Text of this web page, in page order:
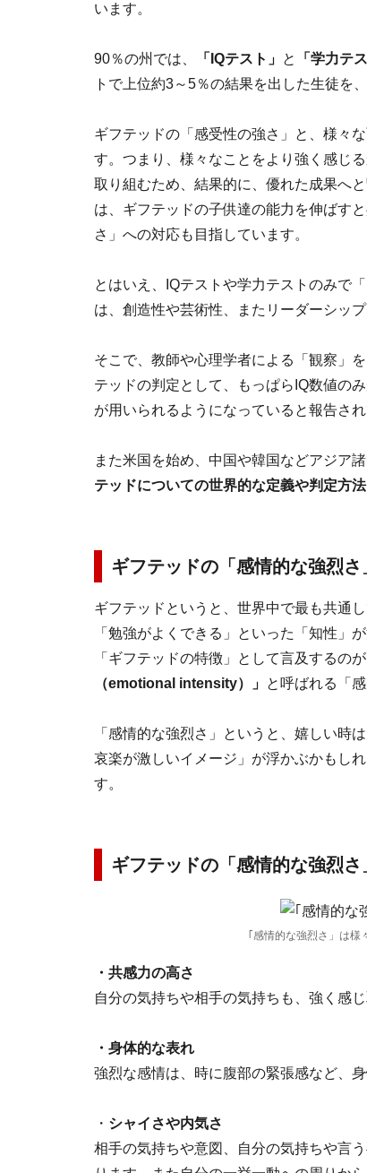
います。
90％の州では、 「IQテスト」 と 「学力テ
トで上位約3～5％の結果を出した生徒を
ギフテッドの「感受性の強さ」と、様々
す。つまり、様々なことをより強く感じ
取り組むため、結果的に、優れた成果へ
は、ギフテッドの子供達の能力を伸ばす
さ」への対応も目指しています。
とはいえ、IQテストや学力テストのみで
は、創造性や芸術性、またリーダーシッ
そこで、教師や心理学者による「観察」
テッドの判定として、もっぱらIQ数値の
が用いられるようになっていると報告され
また米国を始め、中国や韓国などアジア
テッドについての世界的な定義や判定方
ギフテッドの「感情的な強烈
ギフテッドというと、世界中で最も共通
「勉強がよくできる」といった「知性」
「ギフテッドの特徴」として言及するの
（emotional intensity）」 と呼ばれる「
「感情的な強烈さ」というと、嬉しい時
哀楽が激しいイメージ」が浮かぶかもし
す。
ギフテッドの「感情的な強烈
｢感情的な強烈さ」は様
・共感力の高さ
自分の気持ちや相手の気持ちも、強く感じ
・身体的な表れ
強烈な感情は、時に腹部の緊張感など、身
・ シャイさや内気さ
相手の気持ちや意図、自分の気持ちや言